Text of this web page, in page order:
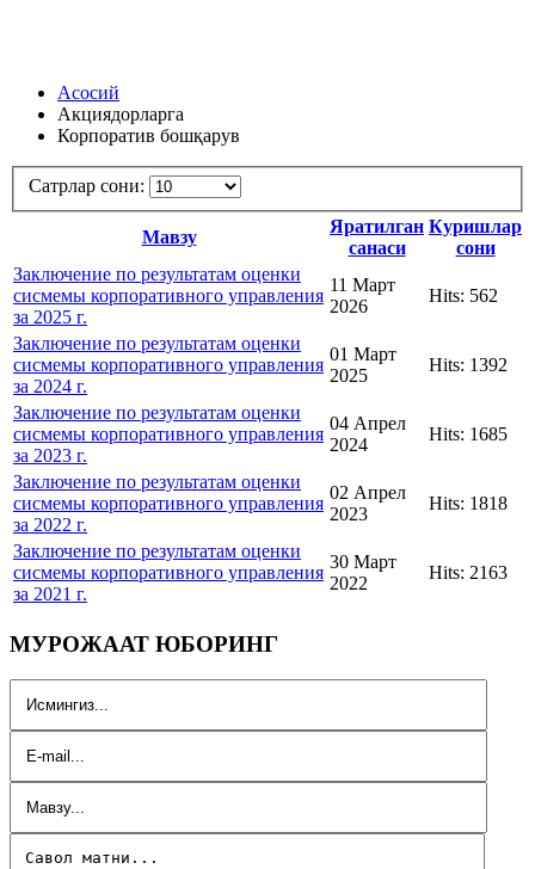
Асосий
Акциядорларга
Корпоратив бошқарув
Сатрлар сони:
Мавзу
Яратилган
санаси
Куришлар
сони
Заключение по результатам оценки
сисмемы корпоративного управления
за 2025 г.
11 Март
2026
Hits: 562
Заключение по результатам оценки
сисмемы корпоративного управления
за 2024 г.
01 Март
2025
Hits: 1392
Заключение по результатам оценки
сисмемы корпоративного управления
за 2023 г.
04 Апрел
2024
Hits: 1685
Заключение по результатам оценки
сисмемы корпоративного управления
за 2022 г.
02 Апрел
2023
Hits: 1818
Заключение по результатам оценки
сисмемы корпоративного управления
за 2021 г.
30 Март
2022
Hits: 2163
МУРОЖААТ ЮБОРИНГ